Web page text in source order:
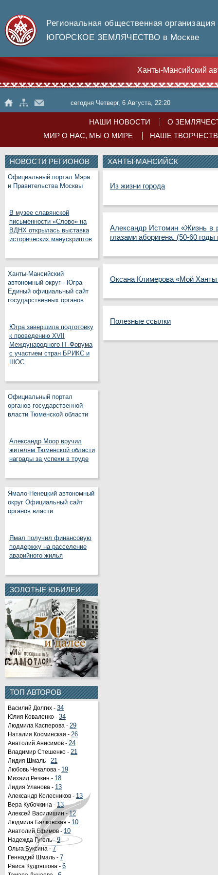
Региональная общественная организация
ЮГОРСКОЕ ЗЕМЛЯЧЕСТВО в Москве
Ханты-Мансийский
сегодня Четверг, 6 Августа, 22:20
НАШИ НОВОСТИ
О
МИР О НАС, МЫ О МИРЕ
НАШЕ
НОВОСТИ РЕГИОНОВ
Официальный портал Мэра
и Правительства Москвы
В музее славянской
письменности «Слово» на
ВДНХ открылась выставка
исторических манускриптов
Ханты-Мансийский
автономный округ - Югра
Единый официальный сайт
государственных органов
Югра завершила подготовку
к проведению XVII
Международного IT‑Форума
с участием стран БРИКС и
ШОС
Официальный портал
органов государственной
власти Тюменской области
Александр Моор вручил
жителям Тюменской области
награды за успехи в труде
Ямало-Ненецкий автономный
округ Официальный сайт
органов власти
Ямал получил финансовую
поддержку на расселение
аварийного жилья
ЗОЛОТЫЕ ЮБИЛЕИ
ТОП АВТОРОВ
Василий Долгих - 34
Юлия Коваленко - 34
Людмила Касперова - 29
Наталия Косминская - 26
Анатолий Анисимов - 24
Владимир Стешенко - 21
Лидия Шмаль - 21
Любовь Чекалова - 19
Михаил Речкин - 18
Лидия Уланова - 13
Александр Колесников - 13
Вера Кубочкина - 13
Алексей Василишин -12
Людмила Бялковская - 10
Анатолий Ефимов - 10
Надежда Гугель -9
Ольга Буксина - 7
Геннадий Шмаль - 7
Раиса Кудряшова - 6
ХАНТЫ-МАНСИЙСК
Из жизни города
Александр Истомин «Жизнь в
глазами аборигена. (50-60
Оксана Климерова «Мой
Полезные ссылки